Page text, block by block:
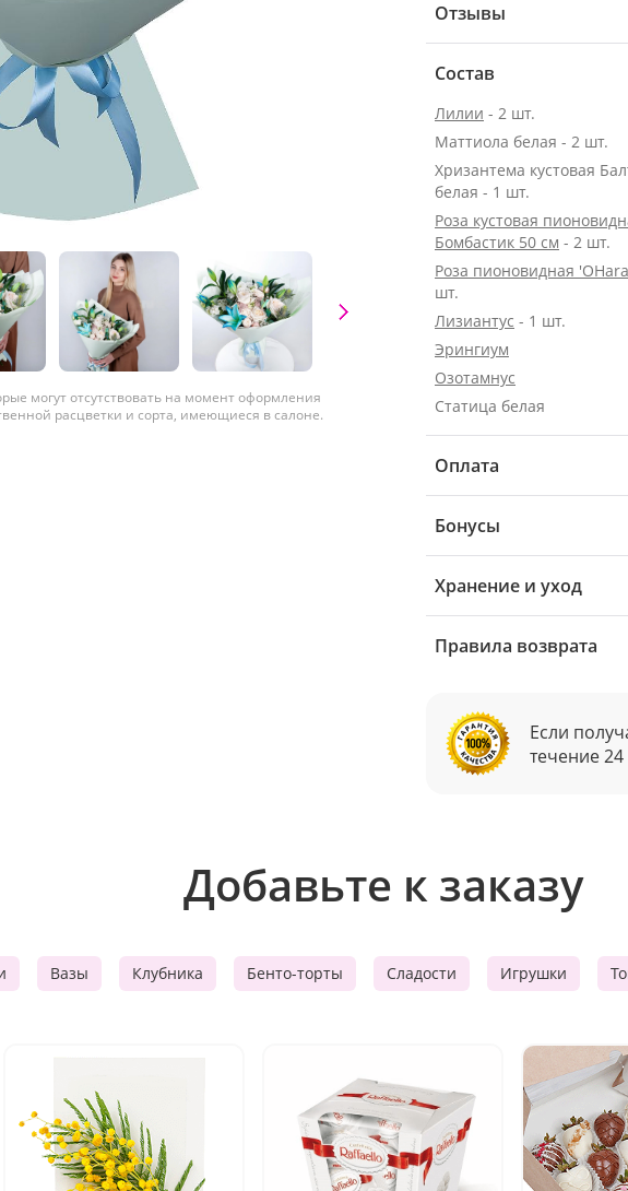
могут отсутствовать на момент оформления
расцветки и сорта, имеющиеся в салоне.
Отзывы
Состав
Лилии - 2 шт.
Маттиола белая - 2 шт.
Хризантема кустовая
белая - 1 шт.
Роза кустовая
Бомбастик 50 см - 2 шт.
Роза пионовидная
шт.
Лизиантус - 1 шт.
Эрингиум
Озотамнус
Статица белая
Оплата
Бонусы
Хранение и уход
Правила возврата
Если
течение
Добавьте к заказу
Вазы Клубника Бенто-торты Сладости Игрушки